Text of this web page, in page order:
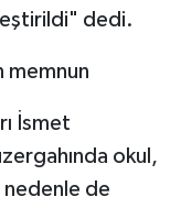
dedi.
memnun
İsmet
okul,
de